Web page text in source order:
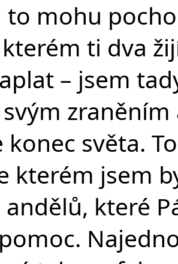
to mohu
ti dva
– jsem
konec světa.
kterém jsem
které